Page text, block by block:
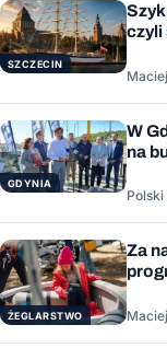
SZCZECIN
czyli
GDYNIA
W
na
ŻEGLARSTWO
Za